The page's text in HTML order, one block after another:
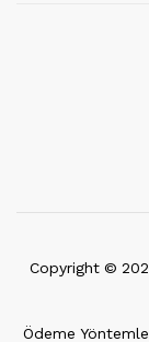
Copyright ©
Ödeme